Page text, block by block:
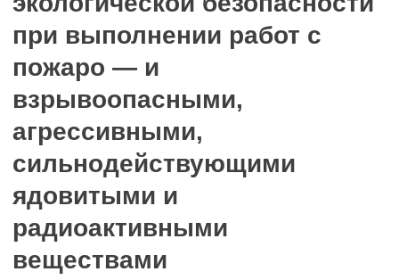
при выполнении работ с
пожаро — и
взрывоопасными,
агрессивными,
сильнодействующими
ядовитыми и
радиоактивными
веществами